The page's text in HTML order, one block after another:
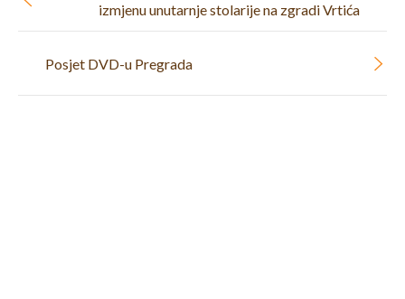
Posjet DVD-u Pregrada
izmjenu unutarnje stolarije na zgradi Vrtića